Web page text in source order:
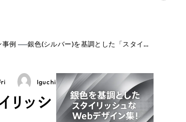
キャリア 人材紹介サービス
酬型のスカウト型ハイクラス人材紹介（岐阜・愛
み
事例 銀色(シルバー)を基調とした「スタイリッシュ」なWebデザイン集！
Iguchi
リッシ